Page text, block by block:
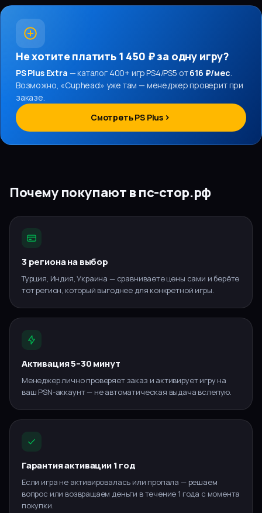
Не хотите платить 1 450 ₽за одну игру?
PS Plus Extra — каталог 400+ игр PS4/PS5 от616 ₽/мес.
Возможно, «Cuphead» уже там — менеджер проверит при
заказе.
Смотреть PS Plus
Почему покупают в пс-стор.рф
3 региона на выбор
Турция, Индия, Украина — сравниваете цены сами и берёте
тот регион, который выгоднее для конкретной игры.
Активация 5–30 минут
Менеджер лично проверяет заказ и активирует игру на
ваш PSN-аккаунт — не автоматическая выдача вслепую.
Гарантия активации 1 год
Если игра не активировалась или пропала — решаем
вопрос или возвращаем деньги в течение 1 года с момента
покупки.